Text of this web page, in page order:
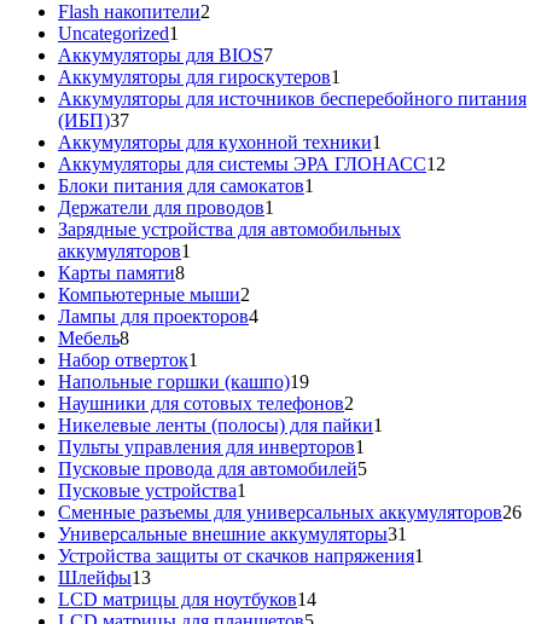
Flash накопители2
Uncategorized1
товар
Аккумуляторы для BIOS77
товаров
Аккумуляторы для гироскутеров1
товар
Аккумуляторы для источников бесперебойного питания
(ИБП)3737
товаров
Аккумуляторы для кухонной техники1
товар
Аккумуляторы для системы ЭРА ГЛОНАСС12
Блоки питания для самокатов1
Держатели для проводов1
товар
Зарядные устройства для автомобильных
аккумуляторов1
Карты памяти88
товаров
Компьютерные мыши2
товара
Лампы для проекторов44
Мебель88
товаров
Набор отверток1
товар
Напольные горшки (кашпо)1919
товаров
Наушники для сотовых телефонов2
товара
Никелевые ленты (полосы) для пайки1
Пульты управления для инверторов1
товар
Пусковые провода для автомобилей55
Пусковые устройства1
товар
Сменные разъемы для универсальных аккумуляторов2626
Универсальные внешние аккумуляторы31
товар
Устройства защиты от скачков напряжения1
Шлейфы1313
товаров
LCD матрицы для ноутбуков1414